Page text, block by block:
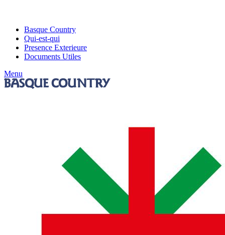
Basque Country
Qui-est-qui
Presence Exterieure
Documents Utiles
Menu